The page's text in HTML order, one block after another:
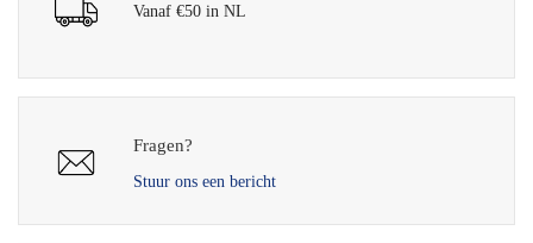
Vanaf €50 in NL
Fragen?
Stuur ons een bericht